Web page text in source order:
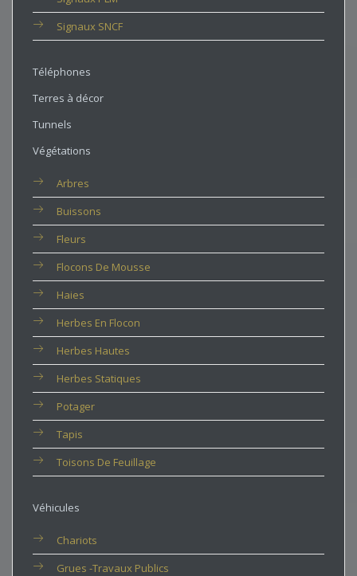
Signaux SNCF
Téléphones
Terres à décor
Tunnels
Végétations
Arbres
Buissons
Fleurs
Flocons De Mousse
Haies
Herbes En Flocon
Herbes Hautes
Herbes Statiques
Potager
Tapis
Toisons De Feuillage
Véhicules
Chariots
Grues -travaux Publics